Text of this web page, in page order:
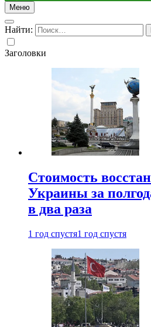
Меню
Найти:
Заголовки
Стоимость
Украины за
в два раза
1 год спустя1 год спустя